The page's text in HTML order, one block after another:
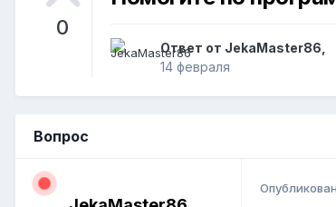
0
Ответ от JekaMaster86,
14 февраля
Вопрос